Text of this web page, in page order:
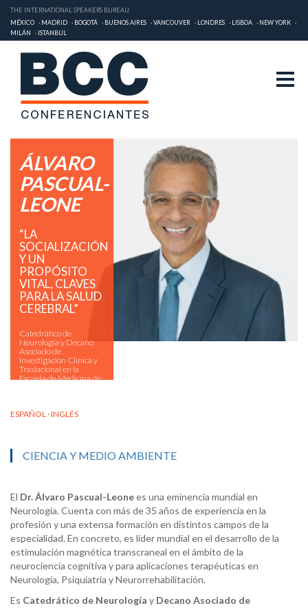
THE INTERNATIONAL SPEAKERS BUREAU
MÉXICO
MADRID BOGOTÁ BUENOS AIRES VANCOUVER LONDRES LISBOA
NEW YORK
MILÁN
ISTANBUL
ÁLVARO
PASCUAL-
LEONE
“LA
SOCIALIZACIÓN
Y UN
PROPÓSITO
VITAL, CLAVES
PARA LA SALUD
CEREBRAL”
Catedrático de
Neurología y Decano
Asociado de
Investigación Clínica y
Traslacional en la
Escuela de Medicina de
ESPAÑOL · INGLÉS
CIENCIA Y MEDIO AMBIENTE
El Dr. Álvaro Pascual-Leonees una eminencia mundial en
Neurología. Cuenta con más de 35 años de experiencia en la
profesión y una extensa formación en distintos campos de la
especialidad. En concreto, es líder mundial en el desarrollo de la
estimulación magnética transcraneal en el ámbito de la
neurociencia cognitiva y para aplicaciones terapéuticas en
Neurología, Psiquiatría y Neurorrehabilitación.
Es Catedrático de Neurología y Decano Asociado de